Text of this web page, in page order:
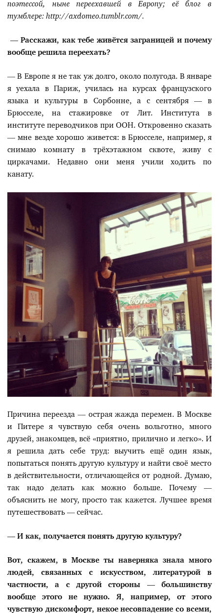
поэтессой, ныне переехавшей в Европу; её блог в
тумблере: http://axdomeo.tumblr.com/.
— Расскажи, как тебе живётся заграницей и почему
вообще решила переехать?
— В Европе я не так уж долго, около полугода. В январе
я уехала в Париж, училась на курсах французского
языка и культуры в Сорбонне, а с сентября — в
Брюсселе, на стажировке от Лит. Института в
институте переводчиков при ООН. Откровенно сказать
— мне везде хорошо живется: в Брюсселе, например, я
снимаю комнату в трёхэтажном сквоте, живу с
циркачами. Недавно они меня учили ходить по
канату.
Причина переезда — острая жажда перемен. В Москве
и Питере я чувствую себя очень вольготно, много
друзей, знакомцев, всё «приятно, прилично и легко». И
я решила дать себе труд: выучить ещё один язык,
попытаться понять другую культуру и найти своё место
в действительности, отличающейся от родной. Думаю,
так надо делать как можно больше. Почему —
объяснить не могу, просто так кажется. Лучшее время
путешествовать — сейчас.
— И как, получается понять другую культуру?
Вот, скажем, в Москве ты наверняка знала много
людей, связанных с искусством, литературой в
частности, а с другой стороны — большинству
вообще этого не нужно. Я, например, от этого
чувствую дискомфорт, некое несовпадение со всеми,